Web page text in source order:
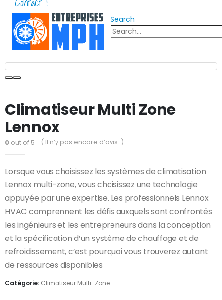
Search
Climatiseur Multi Zone
Lennox
0 out of 5 ( Il n’y pas encore d’avis. )
Lorsque vous choisissez les systèmes de climatisation
Lennox multi-zone, vous choisissez une technologie
appuyée par une expertise. Les professionnels Lennox
HVAC comprennent les défis auxquels sont confrontés
les ingénieurs et les entrepreneurs dans la conception
et la spécification d’un système de chauffage et de
refroidissement, c’est pourquoi vous trouverez autant
de ressources disponibles
Catégorie: Climatiseur Multi-Zone